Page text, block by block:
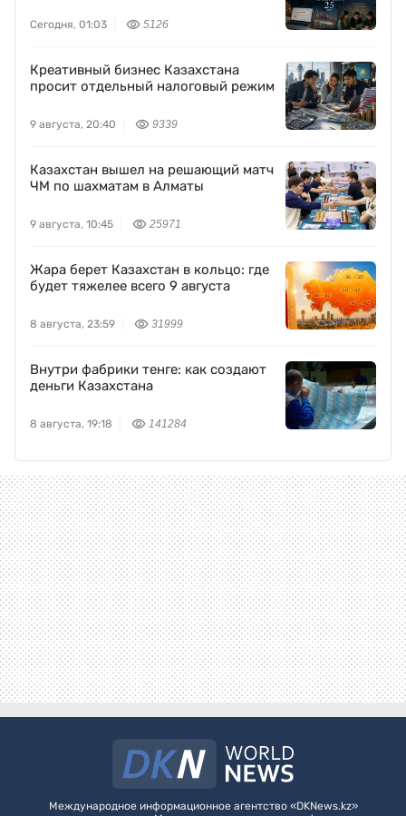
Сегодня, 01:03 5126
Креативный бизнес Казахстана
просит отдельный налоговый режим
9 августа, 20:40 9339
Казахстан вышел на решающий матч
ЧМ по шахматам в Алматы
9 августа, 10:45 25971
Жара берет Казахстан в кольцо: где
будет тяжелее всего 9 августа
8 августа, 23:59 31999
Внутри фабрики тенге: как создают
деньги Казахстана
8 августа, 19:18 141284
Международное информационное агентство «DKNews.kz»